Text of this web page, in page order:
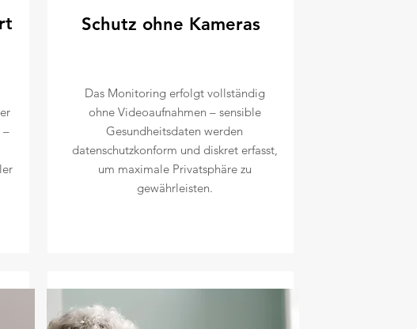
–
Schutz ohne Kameras
Das Monitoring erfolgt vollständig
ohne Videoaufnahmen – sensible
Gesundheitsdaten werden
datenschutzkonform und diskret erfasst,
um maximale Privatsphäre zu
gewährleisten.